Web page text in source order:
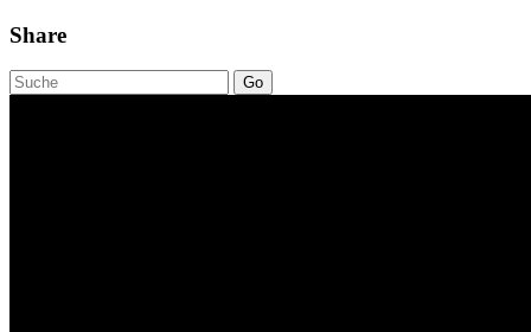
Share
Go